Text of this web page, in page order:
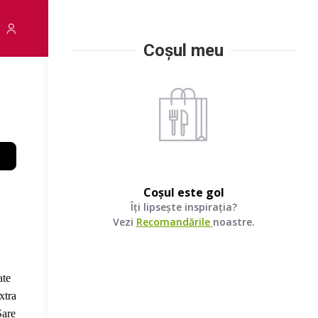
Coșul meu
Coșul este gol
Îți lipsește inspirația?
Vezi Recomandările noastre.